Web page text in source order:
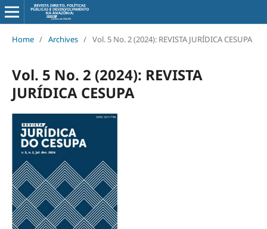
Home / Archives / Vol. 5 No. 2 (2024): REVISTA JURÍDICA CESUPA
Vol. 5 No. 2 (2024): REVISTA
JURÍDICA CESUPA